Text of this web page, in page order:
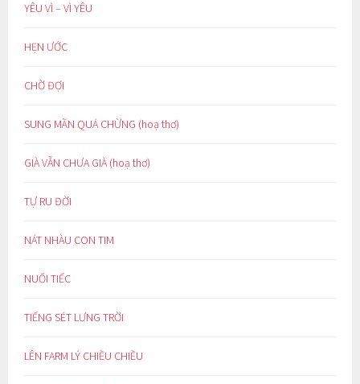
YÊU VÌ – VÌ YÊU
HẸN ƯỚC
CHỜ ĐỢI
SUNG MÃN QUÁ CHỪNG (hoạ thơ)
GIÀ VẪN CHƯA GIÀ (hoạ thơ)
TỰ RU ĐỜI
NÁT NHÀU CON TIM
NUỐI TIẾC
TIẾNG SÉT LƯNG TRỜI
LÊN FARM LÝ CHIỀU CHIỀU